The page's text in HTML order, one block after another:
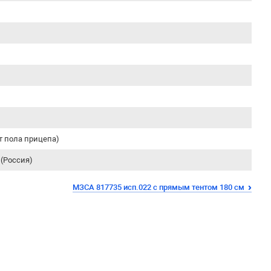
пола прицепа)
МЗСА 817735 исп.022 с прямым тентом 180 см